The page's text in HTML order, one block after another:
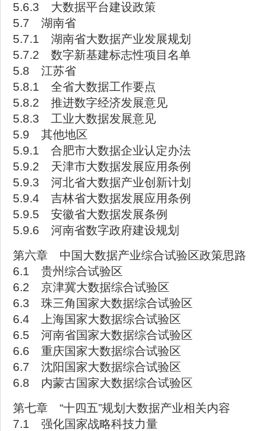
5.6.3 大数据平台建设政策
5.7 湖南省
5.7.1 湖南省大数据产业发展规划
5.7.2 数字新基建标志性项目名单
5.8 江苏省
5.8.1 全省大数据工作要点
5.8.2 推进数字经济发展意见
5.8.3 工业大数据发展意见
5.9 其他地区
5.9.1 合肥市大数据企业认定办法
5.9.2 天津市大数据发展应用条例
5.9.3 河北省大数据产业创新计划
5.9.4 吉林省大数据发展应用条例
5.9.5 安徽省大数据发展条例
5.9.6 河南省数字政府建设规划
第六章 中国大数据产业综合试验区政策思路
6.1 贵州综合试验区
6.2 京津冀大数据综合试验区
6.3 珠三角国家大数据综合试验区
6.4 上海国家大数据综合试验区
6.5 河南省国家大数据综合试验区
6.6 重庆国家大数据综合试验区
6.7 沈阳国家大数据综合试验区
6.8 内蒙古国家大数据综合试验区
第七章 “十四五”规划大数据产业相关内容
7.1 强化国家战略科技力量